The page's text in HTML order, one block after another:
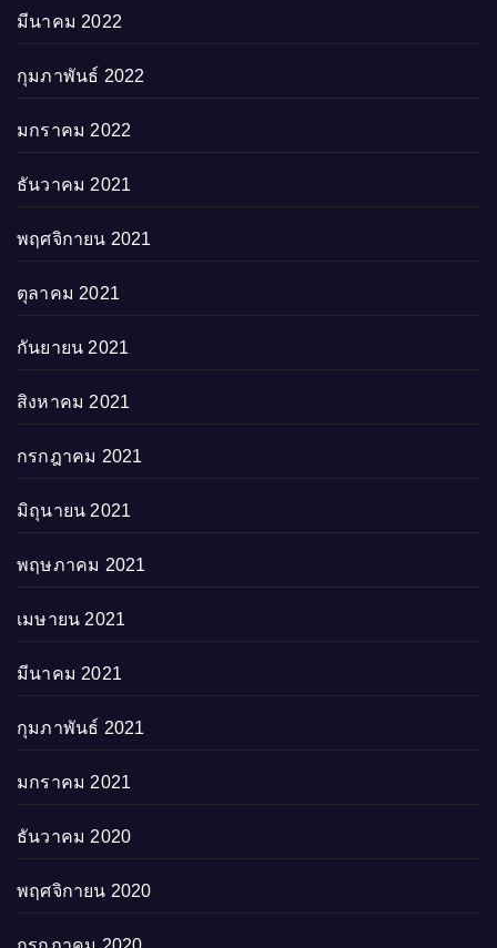
มีนาคม 2022
กุมภาพันธ์ 2022
มกราคม 2022
ธันวาคม 2021
พฤศจิกายน 2021
ตุลาคม 2021
กันยายน 2021
สิงหาคม 2021
กรกฎาคม 2021
มิถุนายน 2021
พฤษภาคม 2021
เมษายน 2021
มีนาคม 2021
กุมภาพันธ์ 2021
มกราคม 2021
ธันวาคม 2020
พฤศจิกายน 2020